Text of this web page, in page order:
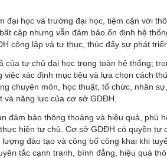
đại học và trường đại học, tiệm cận với
cập nhưng vẫn đảm bảo ổn định hệ
công lập và tư thục, thúc đẩy sự phát
của tự chủ đại học trong toàn hệ thống;
xác định mục tiêu và lựa chọn cách
chuyên môn, học thuật, tổ chức, nhân
và năng lực của cơ sở GDĐH.
đảm bảo thông thoáng và hiệu quả, phù
hiện tự chủ. Cơ sở GDĐH có quyền tự
đào tạo và công bố công khai khi
tắc cạnh tranh, bình đẳng, hiệu quả